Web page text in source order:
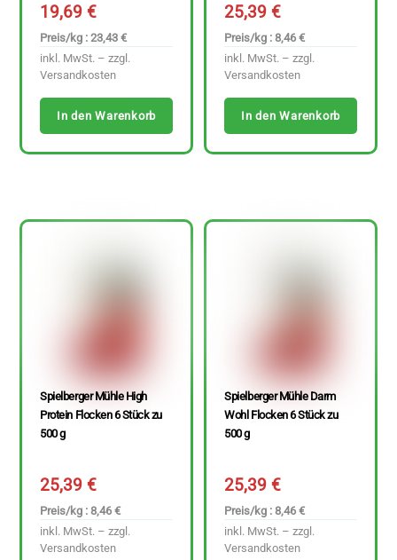
19,69€
Preis/kg : 23,43 €
inkl. MwSt. – zzgl.
Versandkosten
In den Warenkorb
25,39€
Preis/kg : 8,46 €
inkl. MwSt. – zzgl.
Versandkosten
In den Warenkorb
Spielberger Mühle High
Protein Flocken 6 Stück zu
500 g
25,39€
Preis/kg : 8,46 €
inkl. MwSt. – zzgl.
Versandkosten
Spielberger Mühle Darm
Wohl Flocken 6 Stück zu
500 g
25,39€
Preis/kg : 8,46 €
inkl. MwSt. – zzgl.
Versandkosten